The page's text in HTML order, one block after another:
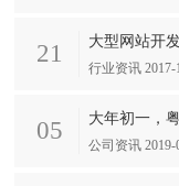
21 大型网站开
行业资讯 2017-
05 大年初一，
公司资讯 2019-